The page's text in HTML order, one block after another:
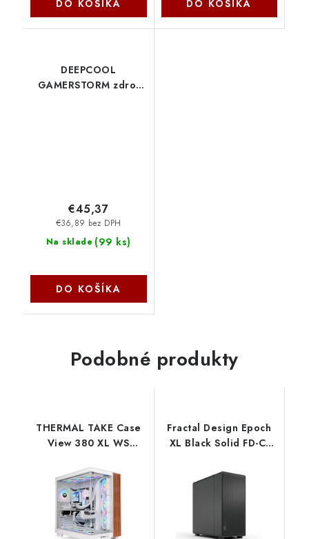
DO KOŠÍKA DO KOŠÍKA
DEEPCOOL
GAMERSTORM zdroj
Na sklade (99 ks)
€36,89 bez DPH
€45,37
DO KOŠÍKA
Podobné produkty
THERMAL TAKE Case
View 380 XL WS
bočnice, bílá CA-11E-
00M6WN-WS
Thermaltake
Fractal Design Epoch
XL Black Solid FD-C-